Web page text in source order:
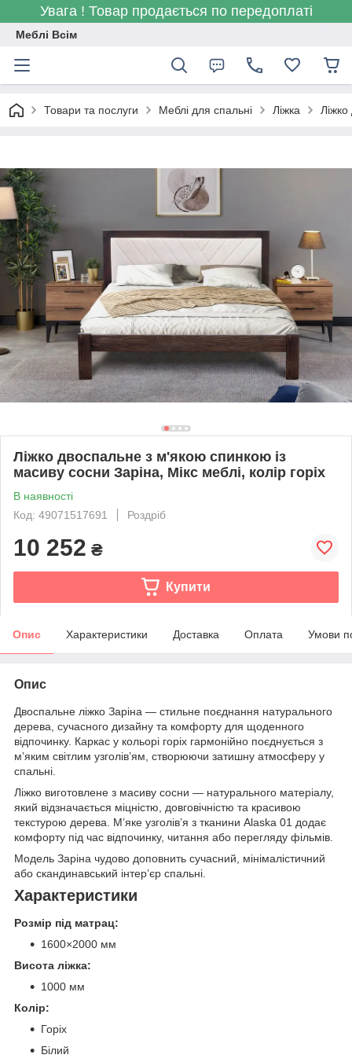
Увага ! Товар продається по передоплаті
Меблі Всім
Товари та послуги Меблі для спальні Ліжка
Ліжко двоспальне з м'якою спинкою із
масиву сосни Заріна, Мікс меблі, колір горіх
В наявності
Код: 49071517691
Роздріб
10 252 ₴
Купити
Опис Характеристики Доставка Оплата Умови
Опис
Двоспальне ліжко Заріна — стильне поєднання натурального
дерева, сучасного дизайну та комфорту для щоденного
відпочинку. Каркас у кольорі горіх гармонійно поєднується з
м’яким світлим узголів’ям, створюючи затишну атмосферу у
спальні.
Ліжко виготовлене з масиву сосни — натурального матеріалу,
який відзначається міцністю, довговічністю та красивою
текстурою дерева. М’яке узголів’я з тканини Alaska 01 додає
комфорту під час відпочинку, читання або перегляду фільмів.
Модель Заріна чудово доповнить сучасний, мінімалістичний
або скандинавський інтер’єр спальні.
Характеристики
Розмір під матрац:
1600×2000 мм
Висота ліжка:
1000 мм
Колір:
Горіх
Білий